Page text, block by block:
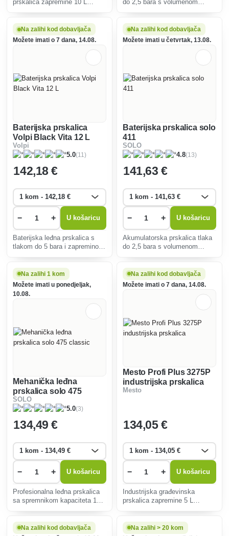
prskalica zapremine 10 L
do 2,5 bara s volumenom
prostore. Omogućuje do 5 sati
neprekidnog rada.
Na zalihi kod dobavljača
Možete imati o 7 dana, 14.08.
Baterijska prskalica
Volpi Black Vita 12 L
Volpi
5.0(11)
142,18 €
− + U košaricu
Baterijska leđna prskalica s
tlakom do 5 bara i zapreminom
prostore. Omogućuje do 4 sata
neprekidnog rada.
Na zalihi kod dobavljača
Možete imati u četvrtak, 13.08.
Baterijska prskalica solo
411
SOLO
4.8(13)
141,63 €
− + U košaricu
Akumulatorska prskalica tlaka
do 2,5 bara s volumenom
prostore. Omogućuje do 3 sata
neprekidnog rada.
Na zalihi 1 kom
Možete imati u ponedjeljak,
10.08.
Mehanička leđna
prskalica solo 475
classic
SOLO
5.0(3)
134,49 €
− + U košaricu
Profesionalna leđna prskalica
sa spremnikom kapaciteta 15
Na zalihi kod dobavljača
Možete imati o 7 dana, 14.08.
Mesto Profi Plus 3275P
industrijska prskalica
Mesto
134,05 €
− + U košaricu
Industrijska građevinska
prskalica zapremine 5 L
Na zalihi kod dobavljača
Na zalihi > 20 kom